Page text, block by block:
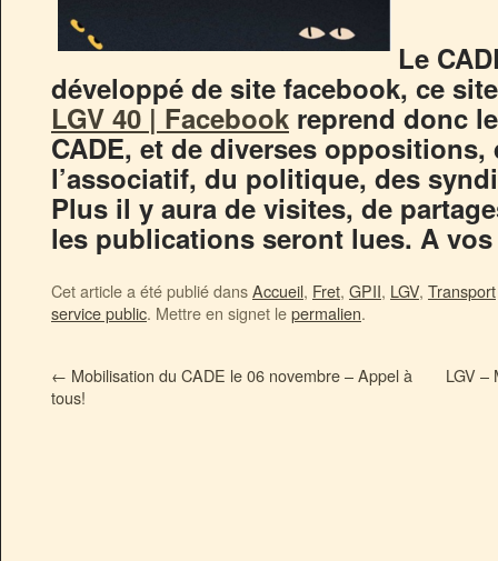
Le
développé de site facebook, ce
LGV 40 | Facebook reprend donc
CADE, et de diverses oppositions,
l’associatif, du politique, des
Plus il y aura de visites, de
les publications seront lues. A
Cet article a été publié dansAccueil, Fret, GPII, LGV, Transport
service public. Mettre en signet lepermalien.
← Mobilisation du CADE le 06 novembre – Appel à
tous!
LGV –